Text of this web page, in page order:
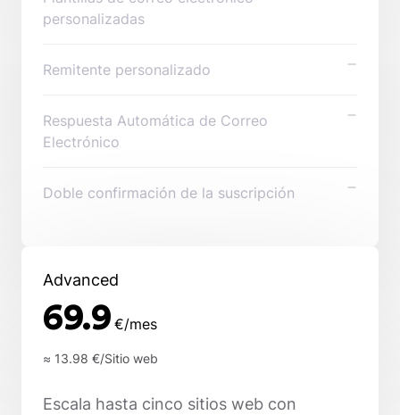
personalizadas
Remitente personalizado
Respuesta Automática de Correo
Electrónico
Doble confirmación de la suscripción
Advanced
69.9 €/mes
≈ 13.98 €/Sitio web
Escala hasta cinco sitios web con